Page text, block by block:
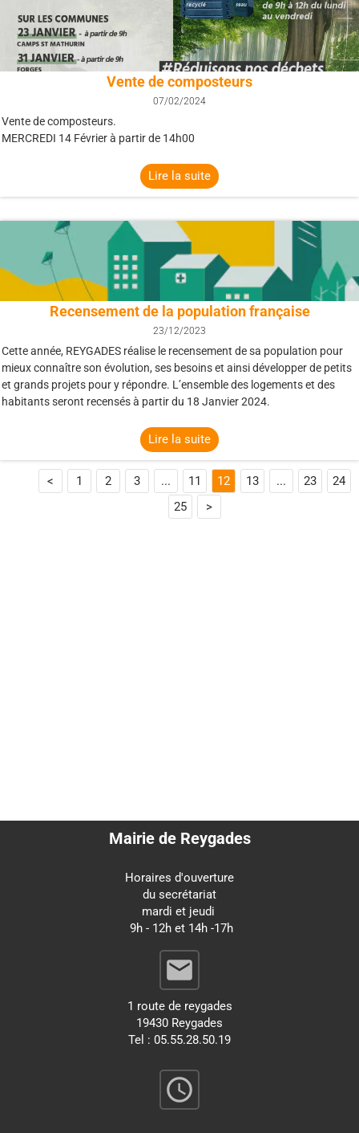
Vente de composteurs
07/02/2024
Vente de composteurs.
MERCREDI 14 Février à partir de 14h00
Lire la suite
Recensement de la population française
23/12/2023
Cette année, REYGADES réalise le recensement de sa population pour
mieux connaître son évolution, ses besoins et ainsi développer de petits
et grands projets pour y répondre. L’ensemble des logements et des
habitants seront recensés à partir du 18 Janvier 2024.
Lire la suite
< 1 2 3 ... 11 12 13 ... 23
24
25
>
Mairie de Reygades
Horaires d'ouverture
du secrétariat
mardi et jeudi
9h - 12h et 14h -17h
email
1 route de reygades
19430 Reygades
Tel : 05.55.28.50.19
query_builder